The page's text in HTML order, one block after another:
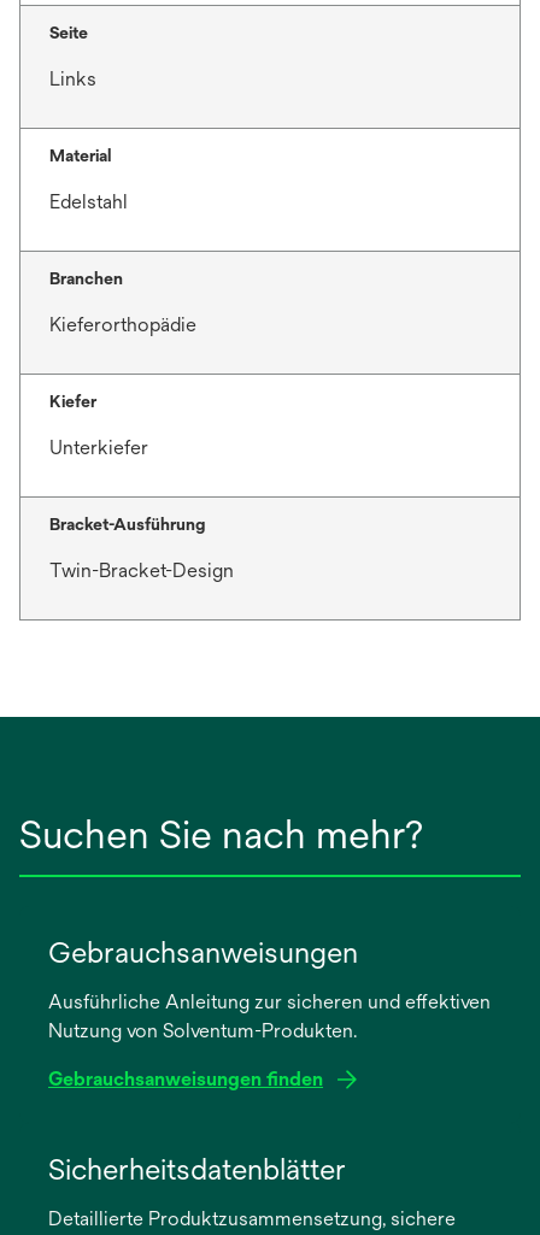
Seite
Links
Material
Edelstahl
Branchen
Kieferorthopädie
Kiefer
Unterkiefer
Bracket-Ausführung
Twin-Bracket-Design
Suchen Sie nach mehr?
Gebrauchsanweisungen
Ausführliche Anleitung zur sicheren und effektiven
Nutzung von Solventum-Produkten.
Gebrauchsanweisungen finden
neuen
Sicherheitsdatenblätter
Detaillierte Produktzusammensetzung, sichere